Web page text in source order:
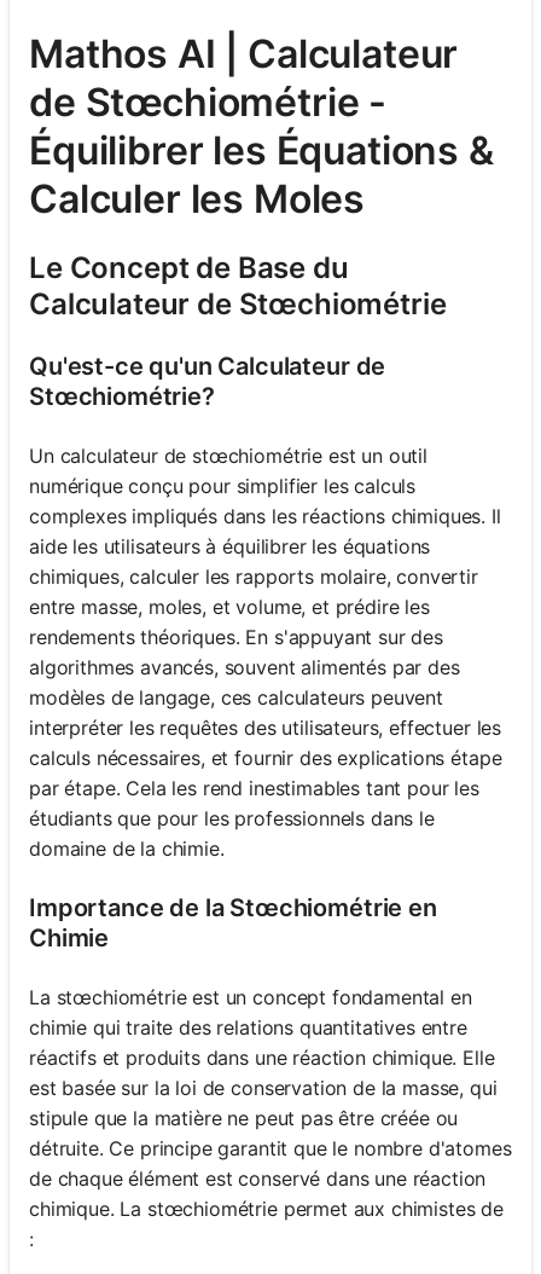
Mathos AI | Calculateur
de Stœchiométrie -
Équilibrer les Équations &
Calculer les Moles
Le Concept de Base du
Calculateur de Stœchiométrie
Qu'est-ce qu'un Calculateur de
Stœchiométrie?
Un calculateur de stœchiométrie est un outil
numérique conçu pour simplifier les calculs
complexes impliqués dans les réactions chimiques. Il
aide les utilisateurs à équilibrer les équations
chimiques, calculer les rapports molaire, convertir
entre masse, moles, et volume, et prédire les
rendements théoriques. En s'appuyant sur des
algorithmes avancés, souvent alimentés par des
modèles de langage, ces calculateurs peuvent
interpréter les requêtes des utilisateurs, effectuer les
calculs nécessaires, et fournir des explications étape
par étape. Cela les rend inestimables tant pour les
étudiants que pour les professionnels dans le
domaine de la chimie.
Importance de la Stœchiométrie en
Chimie
La stœchiométrie est un concept fondamental en
chimie qui traite des relations quantitatives entre
réactifs et produits dans une réaction chimique. Elle
est basée sur la loi de conservation de la masse, qui
stipule que la matière ne peut pas être créée ou
détruite. Ce principe garantit que le nombre d'atomes
de chaque élément est conservé dans une réaction
chimique. La stœchiométrie permet aux chimistes de
: